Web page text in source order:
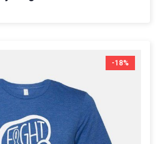
-18%